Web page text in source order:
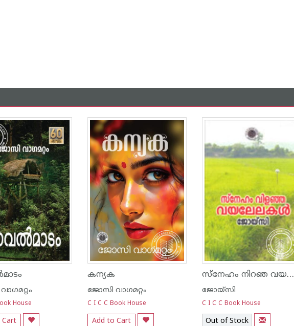
House
Cart
കന്യക
ജോസി വാഗമറ്റം
C I C C Book House
Add to Cart
സ്നേഹം നിറഞ വയലേലകള്‍
ജോയ്‌സി
C I C C Book House
Out of Stock